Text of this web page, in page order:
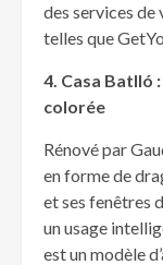
des services de
telles que
4. Casa Batlló
colorée
Rénové par
en forme de
et ses fenêtres
un usage
est un modèle